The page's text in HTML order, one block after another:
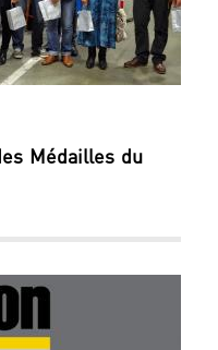
Médailles du